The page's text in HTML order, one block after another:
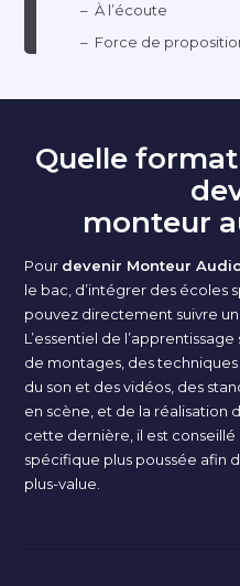
À l’écoute
Force de
Quelle
monteur
Pour devenir Monteur
le bac, d’intégrer des écoles
pouvez directement suivre
L’essentiel de
de montages, des
du son et des vidéos, des
en scène, et de la réalisation
cette dernière, il est
spécifique plus poussée afin
plus-value